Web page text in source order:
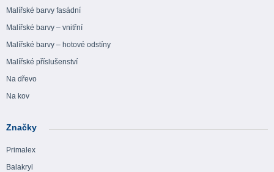
Malířské barvy fasádní
Malířské barvy – vnitřní
Malířské barvy – hotové odstíny
Malířské příslušenství
Na dřevo
Na kov
Značky
Primalex
Balakryl